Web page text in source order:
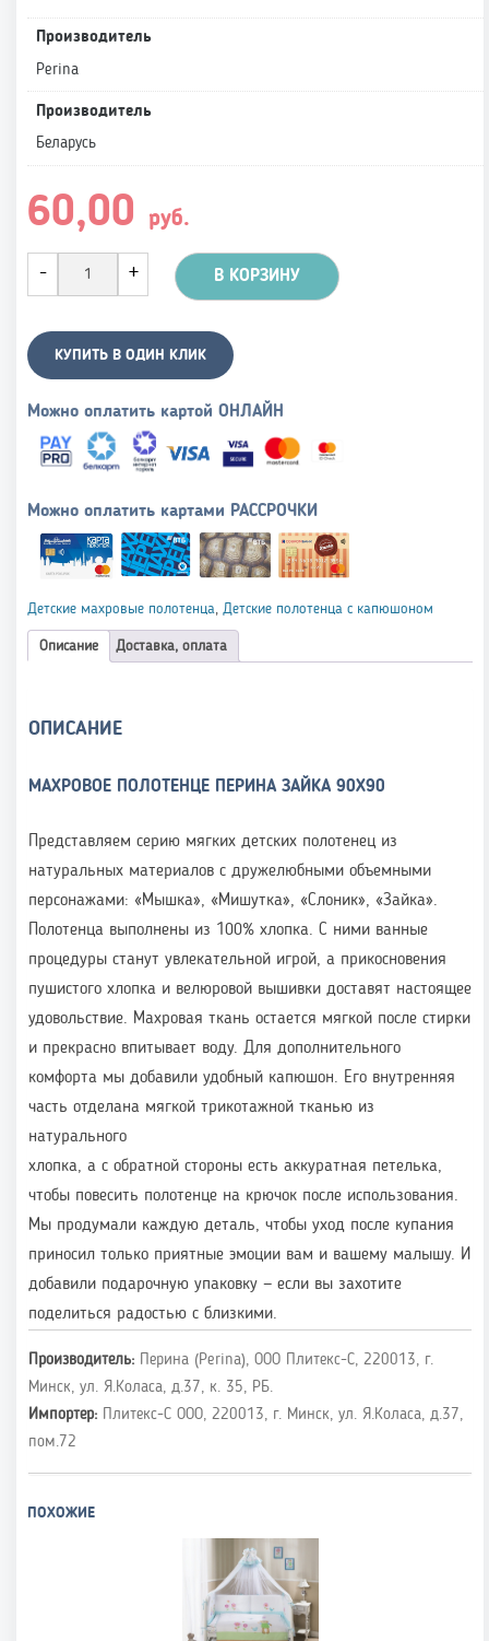
Производитель
Perina
Производитель
Беларусь
60,00 руб.
В КОРЗИНУ
КУПИТЬ В ОДИН КЛИК
Можно оплатить картой ОНЛАЙН
Можно оплатить картами РАССРОЧКИ
Детские махровые полотенца Детские полотенца с капюшоном
Описание Доставка, оплата
ОПИСАНИЕ
МАХРОВОЕ ПОЛОТЕНЦЕ ПЕРИНА ЗАЙКА 90Х90
Представляем серию мягких детских полотенец из
натуральных материалов с дружелюбными объемными
персонажами: «Мышка», «Мишутка», «Слоник», «Зайка».
Полотенца выполнены из 100% хлопка. С ними ванные
процедуры станут увлекательной игрой, а прикосновения
пушистого хлопка и велюровой вышивки доставят настоящее
удовольствие. Махровая ткань остается мягкой после стирки
и прекрасно впитывает воду. Для дополнительного
комфорта мы добавили удобный капюшон. Его внутренняя
часть отделана мягкой трикотажной тканью из
натурального
хлопка, а с обратной стороны есть аккуратная петелька,
чтобы повесить полотенце на крючок после использования.
Мы продумали каждую деталь, чтобы уход после купания
приносил только приятные эмоции вам и вашему малышу. И
добавили подарочную упаковку — если вы захотите
поделиться радостью с близкими.
Производитель: Перина (Perina), ООО Плитекс-С, 220013, г.
Минск, ул. Я.Коласа, д.37, к. 35, РБ.
Импортер: Плитекс-С ООО, 220013, г. Минск, ул. Я.Коласа, д.37,
пом.72
ПОХОЖИЕ